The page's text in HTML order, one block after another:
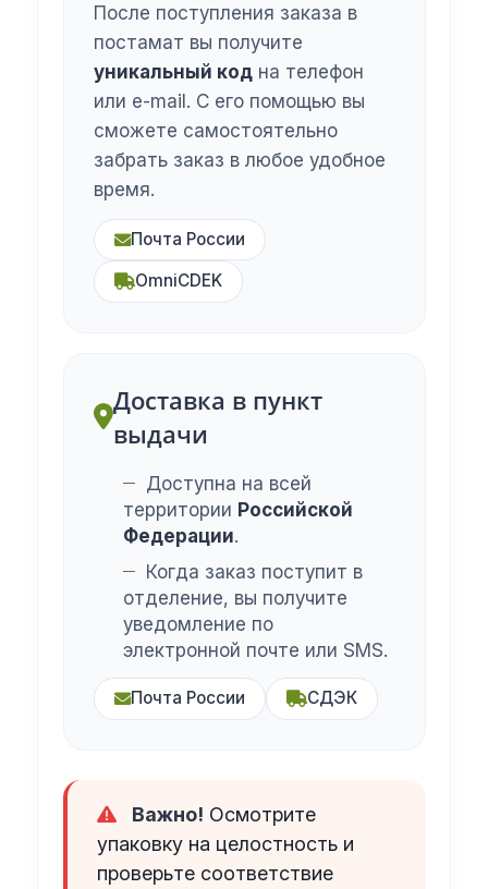
После поступления заказа в
постамат вы получите
уникальный кодна телефон
или e-mail. С его помощью вы
сможете самостоятельно
забрать заказ в любое удобное
время.
Почта России
OmniCDEK
Доставка в пункт
выдачи
Доступна на всей
территории Российской
Федерации.
Когда заказ поступит в
отделение, вы получите
уведомление по
электронной почте или SMS.
Почта России СДЭК
Важно! Осмотрите
упаковку на целостность и
проверьте соответствие